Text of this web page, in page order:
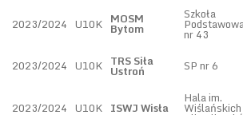
2023/2024 U10K MOSM
Bytom
Szkoła
nr 43
2023/2024 U10K TRS Siła
Ustroń SP nr 6
2023/2024 U10K ISWJ Wisła
Hala im.
Wiślańskich